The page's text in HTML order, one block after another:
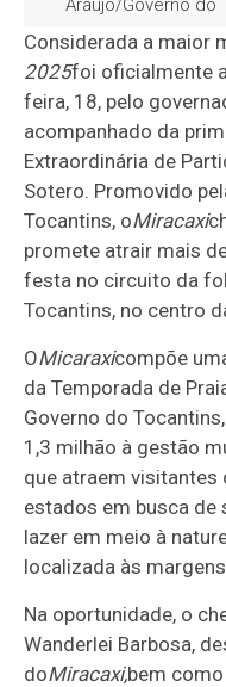
Araujo/Governo do
Considerada a maior
2025foi oficialmente
feira, 18, pelo
acompanhado da
Extraordinária de
Sotero. Promovido
Tocantins, oMiracaxi
promete atrair mais
festa no circuito da
Tocantins, no centro
OMicaraxicompõe
da Temporada de
Governo do
1,3 milhão à gestão
que atraem visitantes
estados em busca de
lazer em meio à
localizada às
Na oportunidade, o
Wanderlei Barbosa,
doMiracaxi,bem